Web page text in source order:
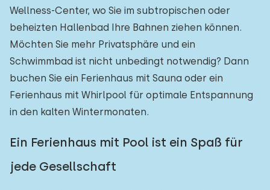
Wellness-Center, wo Sie im subtropischen oder
beheizten Hallenbad Ihre Bahnen ziehen können.
Möchten Sie mehr Privatsphäre und ein
Schwimmbad ist nicht unbedingt notwendig? Dann
buchen Sie ein Ferienhaus mit Sauna oder ein
Ferienhaus mit Whirlpool für optimale Entspannung
in den kalten Wintermonaten.
Ein Ferienhaus mit Pool ist ein Spaß für
jede Gesellschaft